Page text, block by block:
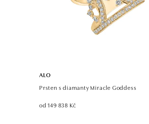
ALO
Prsten s diamanty Miracle Goddess
od 149 838 Kč